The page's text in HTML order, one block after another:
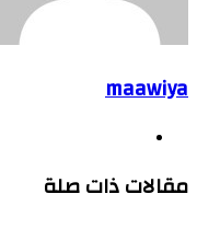
maawiya
مقالات ذات صلة